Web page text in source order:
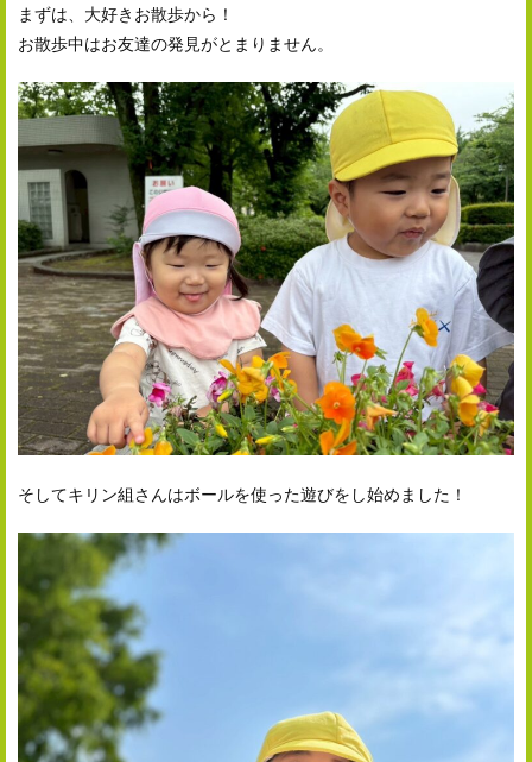
まずは、大好きお散歩から！
お散歩中はお友達の発見がとまりません。
そしてキリン組さんはボールを使った遊びをし始めました！